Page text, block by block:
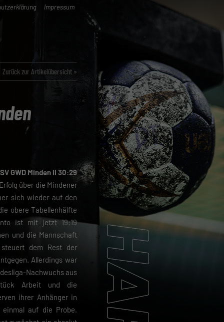
Impressum
Zurück zur Artikelübersicht »
GWD Minden II 30:29
über die Mindener
sich wieder auf den
obere Tabellenhälfte
ist mit jetzt 19:19
und die Mannschaft
dem Rest der
Allerdings war
Nachwuchs aus
Arbeit und die
ihrer Anhänger in
auf die Probe.